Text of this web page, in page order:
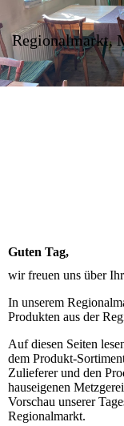
Regionalmarkt,
Guten Tag,
wir freuen uns über
In unserem
Produkten aus der
Auf diesen Seiten
dem Produkt-
Zulieferer und den
hauseigenen
Vorschau unserer
Regionalmarkt.